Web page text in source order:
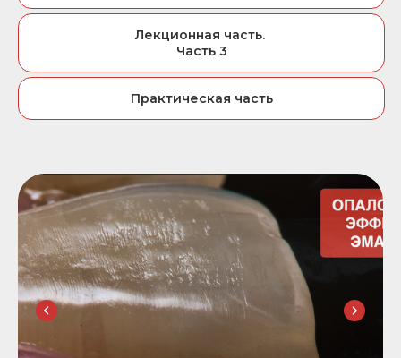
Лекционная часть.
Часть 3
Практическая часть